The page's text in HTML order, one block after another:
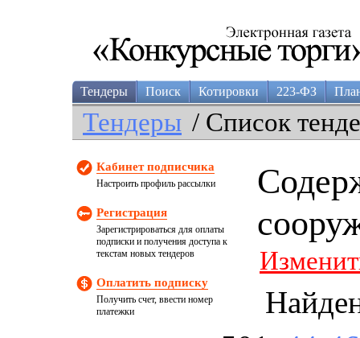
Тендеры Поиск Котировки 223-ФЗ
Тендеры / Список
Кабинет подписчика
Настроить профиль рассылки
Регистрация
Зарегистрироваться для оплаты
подписки и получения доступа к
текстам новых тендеров
Оплатить подписку
Получить счет, ввести номер
платежки